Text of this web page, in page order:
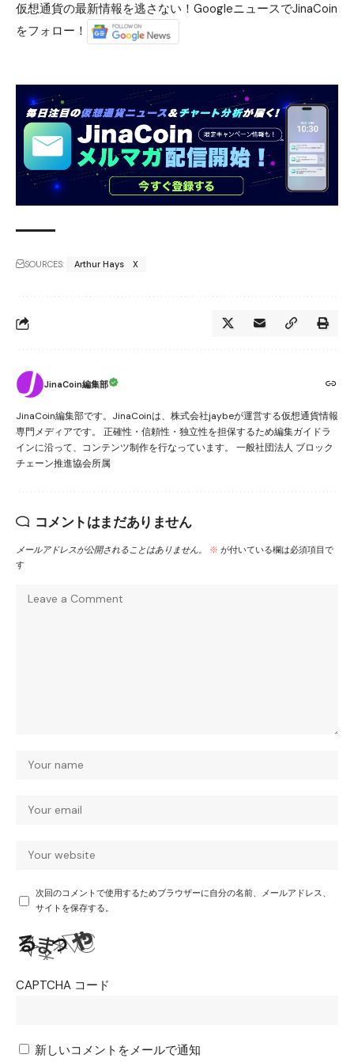
仮想通貨の最新情報を逃さない！GoogleニュースでJinaCoin
をフォロー！
SOURCES: Arthur Hays X
JinaCoin編集部
JinaCoin編集部です。JinaCoinは、株式会社jaybeが運営する仮想通貨情報
専門メディアです。 正確性・信頼性・独立性を担保するため編集ガイドラ
インに沿って、コンテンツ制作を行なっています。 一般社団法人 ブロック
チェーン推進協会所属
コメントはまだありません
メールアドレスが公開されることはありません。 ※ が付いている欄は必須項目で
す
次回のコメントで使用するためブラウザーに自分の名前、メールアドレス、
サイトを保存する。
CAPTCHA コード
新しいコメントをメールで通知